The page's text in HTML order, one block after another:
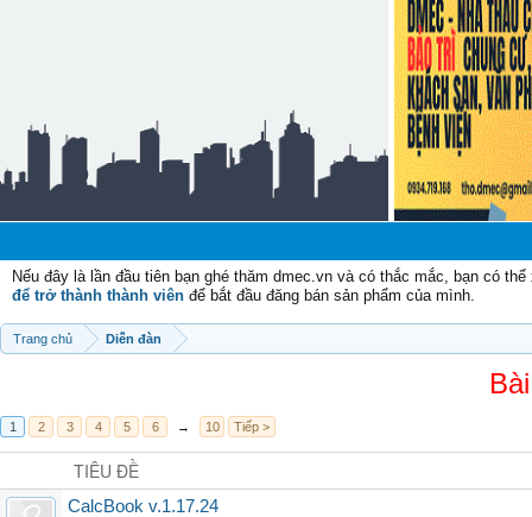
Nếu đây là lần đầu tiên bạn ghé thăm dmec.vn và có thắc mắc, bạn có
để trở thành thành viên để bắt đầu đăng bán sản phẩm của mình.
Trang chủ Diễn đàn
1 2 3 4 5 6 → 10 Tiếp >
TIÊU ĐỀ
CalcBook v.1.17.24